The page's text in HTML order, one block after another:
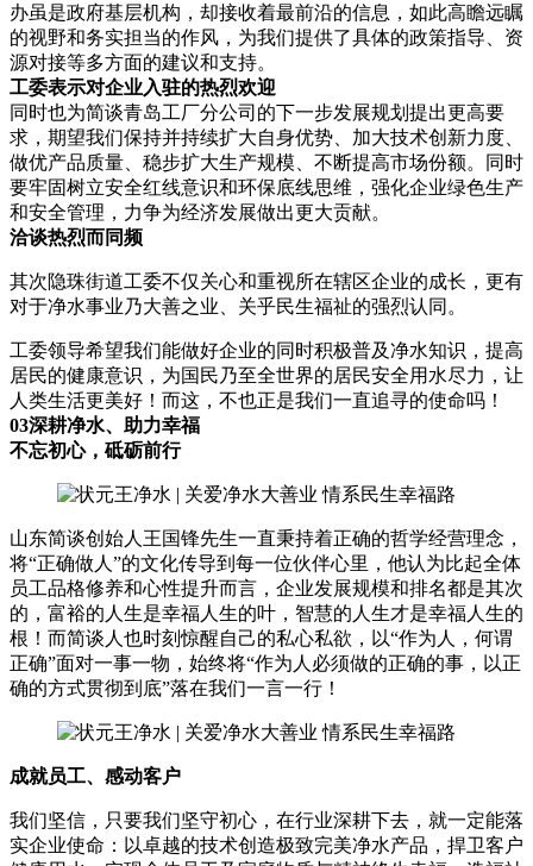
办虽是政府基层机构，却接收着最前沿的信息，如此高瞻远瞩
的视野和务实担当的作风，为我们提供了具体的政策指导、资
源对接等多方面的建议和支持。
工委表示对企业入驻的热烈欢迎
同时也为简谈青岛工厂分公司的下一步发展规划提出更高要
求，期望我们保持并持续扩大自身优势、加大技术创新力度、
做优产品质量、稳步扩大生产规模、不断提高市场份额。同时
要牢固树立安全红线意识和环保底线思维，强化企业绿色生产
和安全管理，力争为经济发展做出更大贡献。
洽谈热烈而同频
其次隐珠街道工委不仅关心和重视所在辖区企业的成长，更有
对于净水事业乃大善之业、关乎民生福祉的强烈认同。
工委领导希望我们能做好企业的同时积极普及净水知识，提高
居民的健康意识，为国民乃至全世界的居民安全用水尽力，让
人类生活更美好！而这，不也正是我们一直追寻的使命吗！
03深耕净水、助力幸福
不忘初心，砥砺前行
山东简谈创始人王国锋先生一直秉持着正确的哲学经营理念，
将“正确做人”的文化传导到每一位伙伴心里，他认为比起全体
员工品格修养和心性提升而言，企业发展规模和排名都是其次
的，富裕的人生是幸福人生的叶，智慧的人生才是幸福人生的
根！而简谈人也时刻惊醒自己的私心私欲，以“作为人，何谓
正确”面对一事一物，始终将“作为人必须做的正确的事，以正
确的方式贯彻到底”落在我们一言一行！
成就员工、感动客户
我们坚信，只要我们坚守初心，在行业深耕下去，就一定能落
实企业使命：以卓越的技术创造极致完美净水产品，捍卫客户